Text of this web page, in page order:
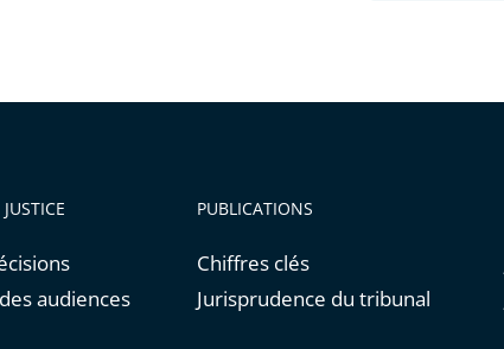
audiences
PUBLICATIONS
Chiffres clés
Jurisprudence du tribunal